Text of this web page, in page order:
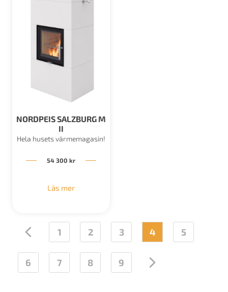
NORDPEIS SALZBURG M
II
Hela husets värmemagasin!
54 300 kr
Läs mer
← 1 2 3 4 5
6 7 8 9 →